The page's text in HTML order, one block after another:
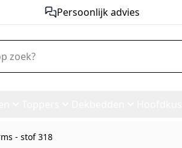
Persoonlijk advies
- stof 318